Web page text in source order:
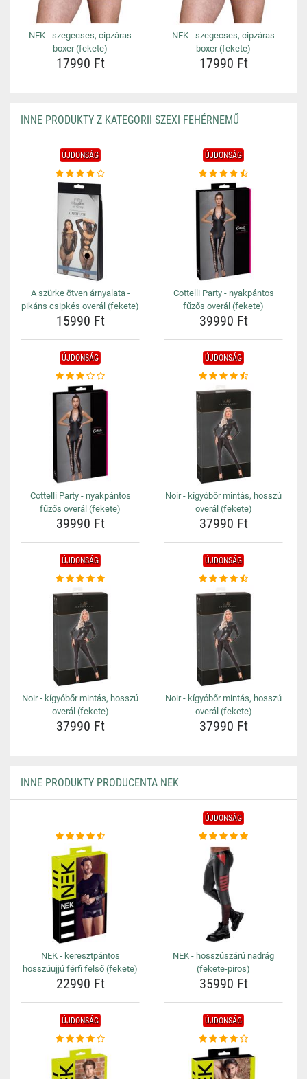
NEK - szegecses, cipzáras
boxer (fekete)
17990 Ft
NEK - szegecses, cipzáras
boxer (fekete)
17990 Ft
INNE PRODUKTY Z KATEGORII SZEXI FEHÉRNEMŰ
ÚJDONSÁG
A szürke ötven árnyalata -
pikáns csipkés overál (fekete)
15990 Ft
ÚJDONSÁG
Cottelli Party - nyakpántos
fűzős overál (fekete)
39990 Ft
ÚJDONSÁG
Cottelli Party - nyakpántos
fűzős overál (fekete)
39990 Ft
ÚJDONSÁG
Noir - kígyóbőr mintás, hosszú
overál (fekete)
37990 Ft
ÚJDONSÁG
Noir - kígyóbőr mintás, hosszú
overál (fekete)
37990 Ft
ÚJDONSÁG
Noir - kígyóbőr mintás, hosszú
overál (fekete)
37990 Ft
INNE PRODUKTY PRODUCENTA NEK
NEK - keresztpántos
hosszúujjú férfi felső (fekete)
22990 Ft
ÚJDONSÁG
NEK - hosszúszárú nadrág
(fekete-piros)
35990 Ft
ÚJDONSÁG ÚJDONSÁG